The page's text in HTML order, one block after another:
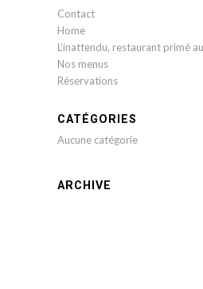
Contact
Home
L’inattendu, restaurant primé
Nos menus
Réservations
CATÉGORIES
Aucune catégorie
ARCHIVE